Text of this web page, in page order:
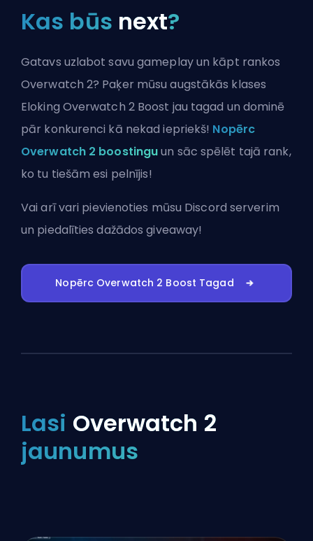
Kas būs next?
Gatavs uzlabot savu gameplay un kāpt rankos
Overwatch 2? Paķer mūsu augstākās klases
Eloking Overwatch 2 Boost jau tagad un dominē
pār konkurenci kā nekad iepriekš! Nopērc
Overwatch 2 boostinguun sāc spēlēt tajā rank,
ko tu tiešām esi pelnījis!
Vai arī vari pievienoties mūsu Discord serverim
un piedalīties dažādos giveaway!
Nopērc Overwatch 2 Boost Tagad
Lasi Overwatch 2
jaunumus